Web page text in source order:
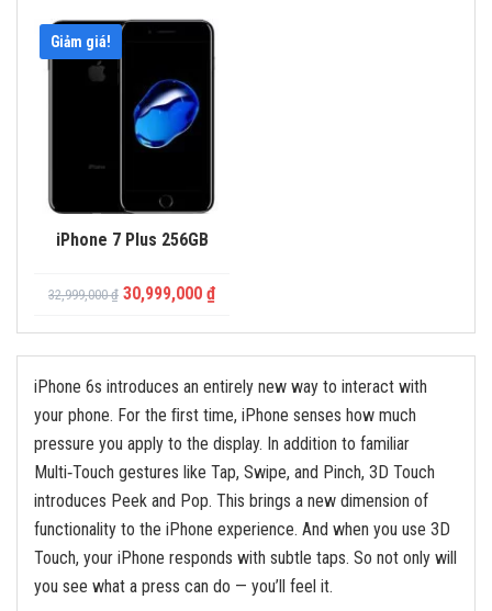
Giảm giá!
iPhone 7 Plus 256GB
32,999,000₫ 30,999,000 ₫
iPhone 6s introduces an entirely new way to interact with
your phone. For the ﬁrst time, iPhone senses how much
pressure you apply to the display. In addition to familiar
Multi‑Touch gestures like Tap, Swipe, and Pinch, 3D Touch
introduces Peek and Pop. This brings a new dimension of
functionality to the iPhone experience. And when you use 3D
Touch, your iPhone responds with subtle taps. So not only will
you see what a press can do — you’ll feel it.